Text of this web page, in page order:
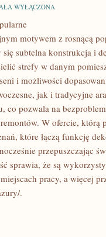
WYŁĄCZONA
motywem z rosnącą
subtelna konstrukcja i
strefy w danym
i możliwości
jak i tradycyjne
co pozwala na
W ofercie, którą
które łączą funkcję
przepuszczając
sprawia, że są
pracy, a więcej
.